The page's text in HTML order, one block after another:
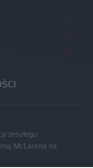
zeszłego
McLarena na